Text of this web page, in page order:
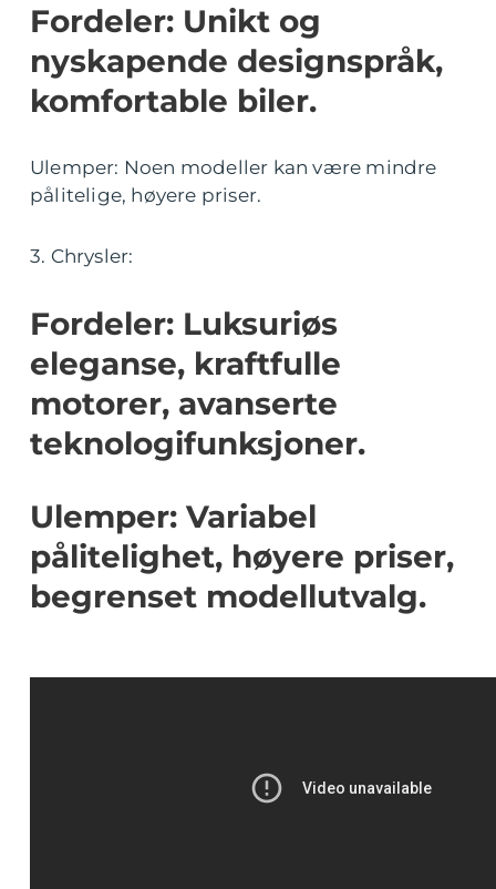
Fordeler: Unikt og
nyskapende designspråk,
komfortable biler.
Ulemper: Noen modeller kan være mindre
pålitelige, høyere priser.
3. Chrysler:
Fordeler: Luksuriøs
eleganse, kraftfulle
motorer, avanserte
teknologifunksjoner.
Ulemper: Variabel
pålitelighet, høyere priser,
begrenset modellutvalg.